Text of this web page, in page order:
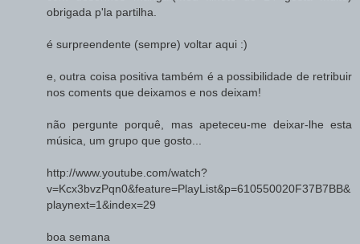
obrigada p'la partilha.
é surpreendente (sempre) voltar aqui :)
e, outra coisa positiva também é a possibilidade de retribuir
nos coments que deixamos e nos deixam!
não pergunte porquê, mas apeteceu-me deixar-lhe esta
música, um grupo que gosto...
http://www.youtube.com/watch?
v=Kcx3bvzPqn0&feature=PlayList&p=610550020F37B7BB&
playnext=1&index=29
boa semana